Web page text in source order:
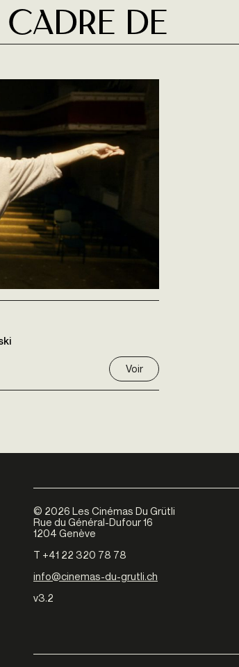
de
Voir
© 2026 Les Cinémas Du Grütli
Rue du Général-Dufour 16
1204 Genève
T +41 22 320 78 78
info@cinemas-du-grutli.ch
v3.2